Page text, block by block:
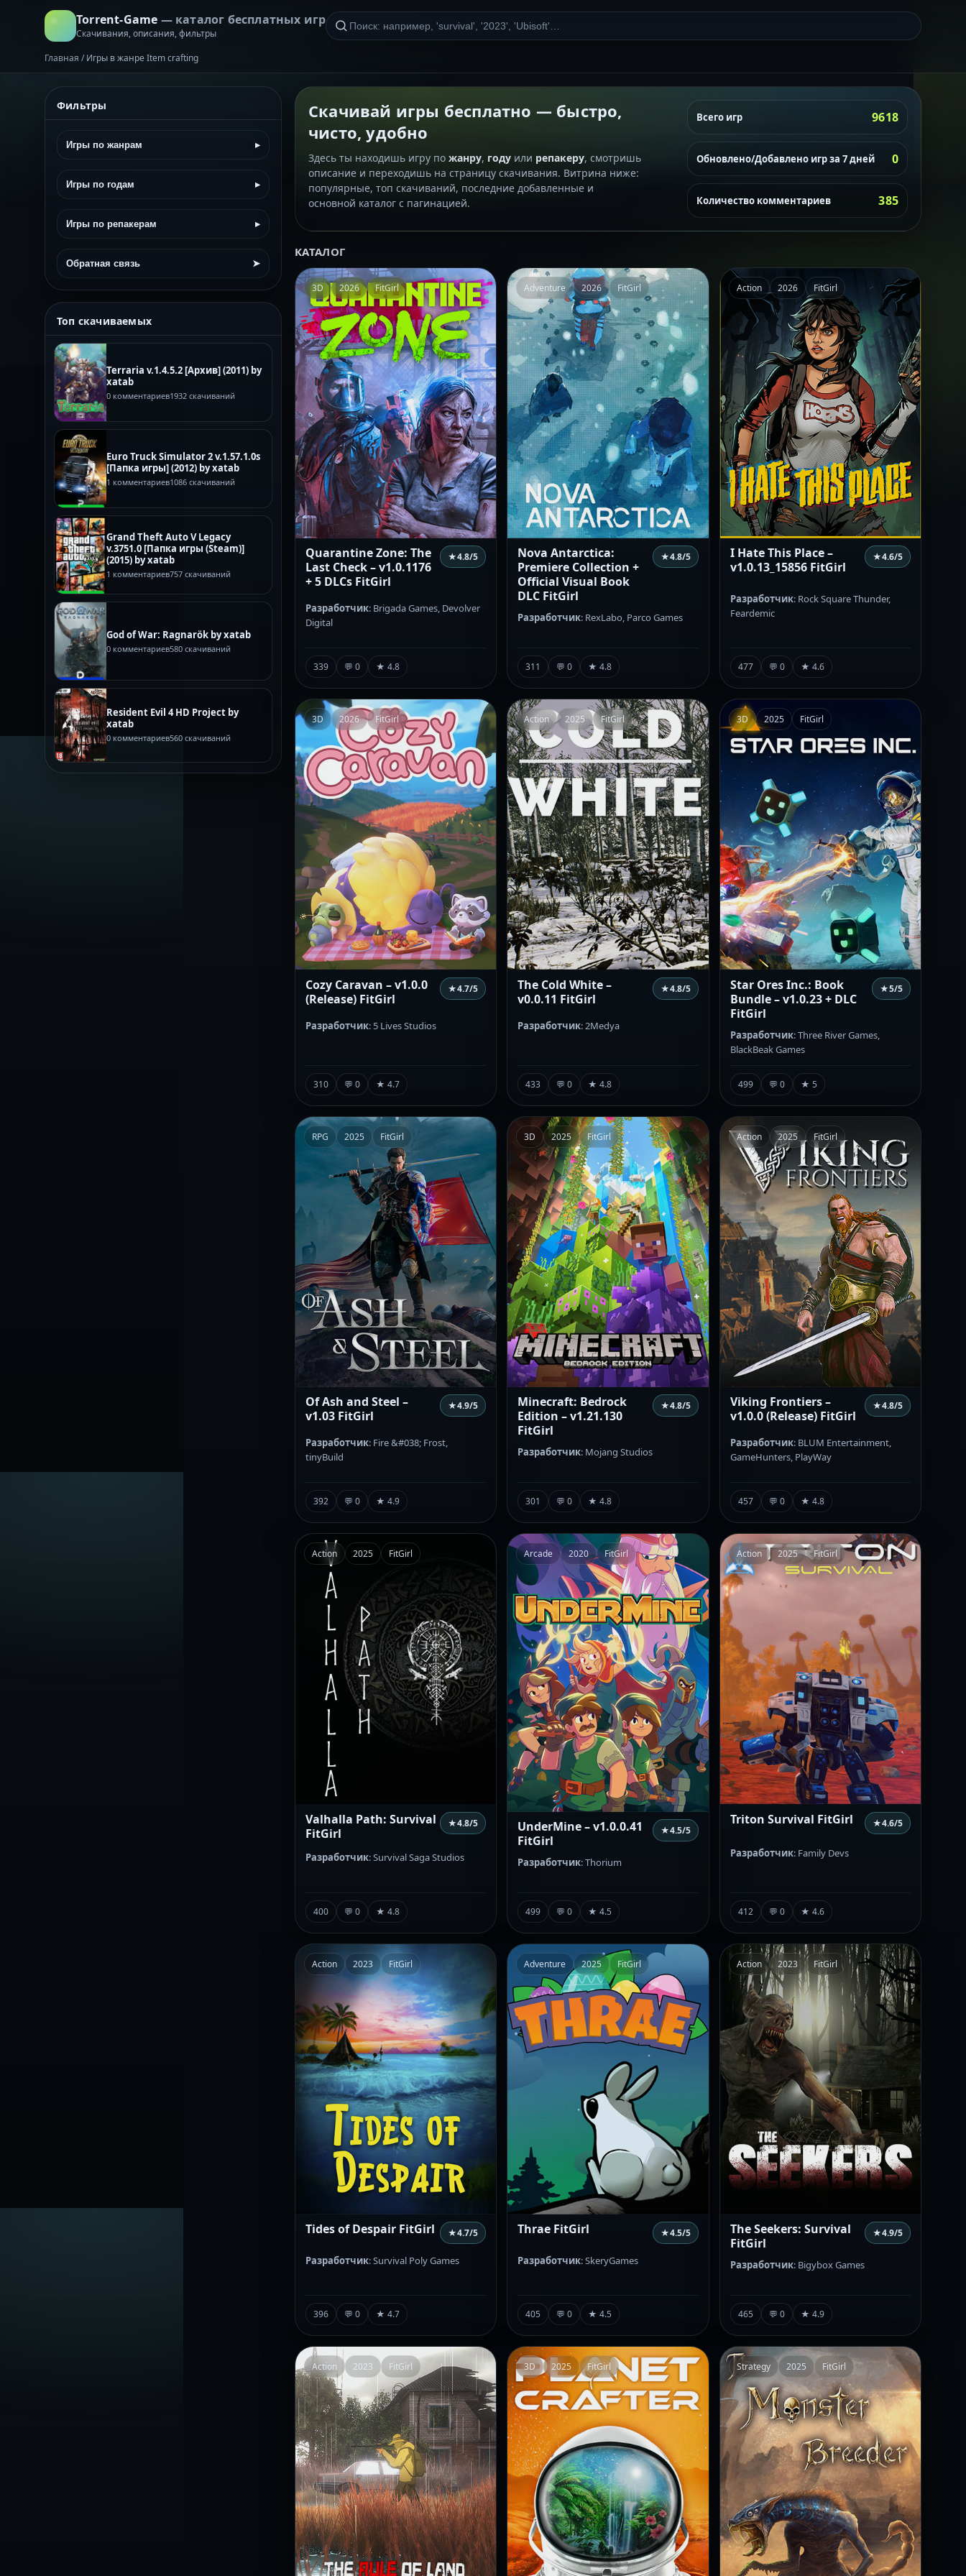
Torrent-Game — каталог бесплатных игр
Скачивания, описания, фильтры
Главная / Игры в жанре Item crafting
Фильтры
Игры по жанрам ▸
Игры по годам ▸
Игры по репакерам ▸
Обратная связь ➤
Топ скачиваемых
Terraria v.1.4.5.2 [Архив] (2011) by
xatab
0 комментариев1932 скачиваний
Euro Truck Simulator 2 v.1.57.1.0s
[Папка игры] (2012) by xatab
1 комментариев1086 скачиваний
Grand Theft Auto V Legacy
v.3751.0 [Папка игры (Steam)]
(2015) by xatab
1 комментариев757 скачиваний
God of War: Ragnarök by xatab
0 комментариев580 скачиваний
Resident Evil 4 HD Project by
xatab
0 комментариев560 скачиваний
Скачивай игры бесплатно — быстро,
чисто, удобно
Здесь ты находишь игру по жанру, году или репакеру, смотришь
описание и переходишь на страницу скачивания. Витрина ниже:
популярные, топ скачиваний, последние добавленные и
основной каталог с пагинацией.
Всего игр 9618
Обновлено/Добавлено игр за 7 дней 0
Количество комментариев 385
КАТАЛОГ
3D 2026 FitGirl
Quarantine Zone: The
Last Check – v1.0.1176
+ 5 DLCs FitGirl
★4.8/5
Разработчик: Brigada Games, Devolver
Digital
339 💬 0 ★ 4.8
Adventure 2026 FitGirl
Nova Antarctica:
Premiere Collection +
Official Visual Book
DLC FitGirl
★4.8/5
Разработчик: RexLabo, Parco Games
311 💬 0 ★ 4.8
Action 2026 FitGirl
I Hate This Place –
v1.0.13_15856 FitGirl
★4.6/5
Разработчик: Rock Square Thunder,
Feardemic
477 💬 0 ★ 4.6
3D 2026 FitGirl
Cozy Caravan – v1.0.0
(Release) FitGirl
★4.7/5
Разработчик: 5 Lives Studios
310 💬 0 ★ 4.7
Action 2025 FitGirl
The Cold White –
v0.0.11 FitGirl
★4.8/5
Разработчик: 2Medya
433 💬 0 ★ 4.8
3D 2025 FitGirl
Star Ores Inc.: Book
Bundle – v1.0.23 + DLC
FitGirl
★5/5
Разработчик: Three River Games,
BlackBeak Games
499 💬 0 ★ 5
RPG 2025 FitGirl
Of Ash and Steel –
v1.03 FitGirl
★4.9/5
Разработчик: Fire &#038; Frost,
tinyBuild
392 💬 0 ★ 4.9
3D 2025 FitGirl
Minecraft: Bedrock
Edition – v1.21.130
FitGirl
★4.8/5
Разработчик: Mojang Studios
301 💬 0 ★ 4.8
Action 2025 FitGirl
Viking Frontiers –
v1.0.0 (Release) FitGirl
★4.8/5
Разработчик: BLUM Entertainment,
GameHunters, PlayWay
457 💬 0 ★ 4.8
Action 2025 FitGirl
Valhalla Path: Survival
FitGirl
★4.8/5
Разработчик: Survival Saga Studios
400 💬 0 ★ 4.8
Arcade 2020 FitGirl
UnderMine – v1.0.0.41
FitGirl
★4.5/5
Разработчик: Thorium
499 💬 0 ★ 4.5
Action 2025 FitGirl
Triton Survival FitGirl ★4.6/5
Разработчик: Family Devs
412 💬 0 ★ 4.6
Action 2023 FitGirl
Tides of Despair FitGirl ★4.7/5
Разработчик: Survival Poly Games
396 💬 0 ★ 4.7
Adventure 2025 FitGirl
Thrae FitGirl ★4.5/5
Разработчик: SkeryGames
405 💬 0 ★ 4.5
Action 2023 FitGirl
The Seekers: Survival
FitGirl
★4.9/5
Разработчик: Bigybox Games
465 💬 0 ★ 4.9
Action 2023 FitGirl 3D 2025 FitGirl Strategy 2025 FitGirl